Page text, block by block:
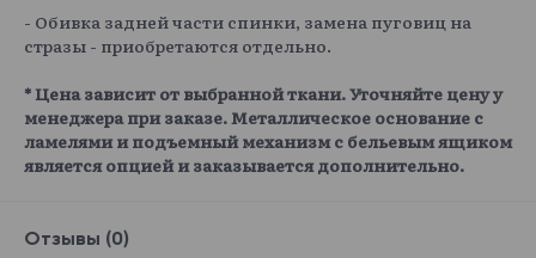
- Обивка задней части спинки, замена пуговиц на
стразы - приобретаются отдельно.
* Цена зависит от выбранной ткани. Уточняйте цену у
менеджера при заказе. Металлическое основание с
ламелями и подъемный механизм с бельевым ящиком
является опцией и заказывается дополнительно.
Отзывы (0)